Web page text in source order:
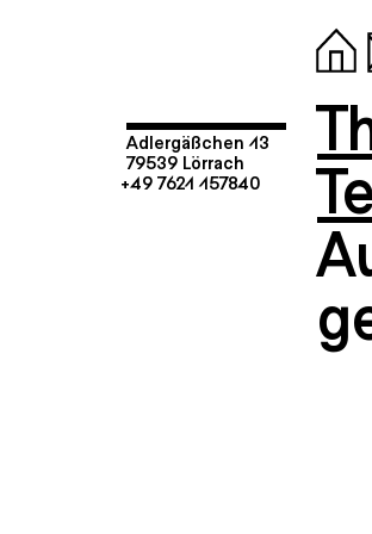
Adlergäßchen 13
79539 Lörrach
+49 7621 157840